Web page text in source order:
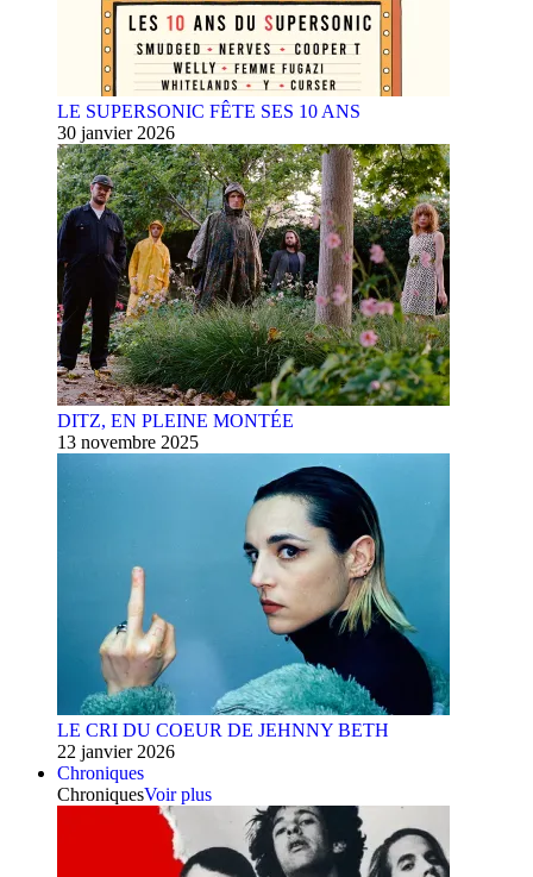
LE SUPERSONIC FÊTE SES 10 ANS
30 janvier 2026
DITZ, EN PLEINE MONTÉE
13 novembre 2025
LE CRI DU COEUR DE JEHNNY BETH
22 janvier 2026
Chroniques
ChroniquesVoir plus